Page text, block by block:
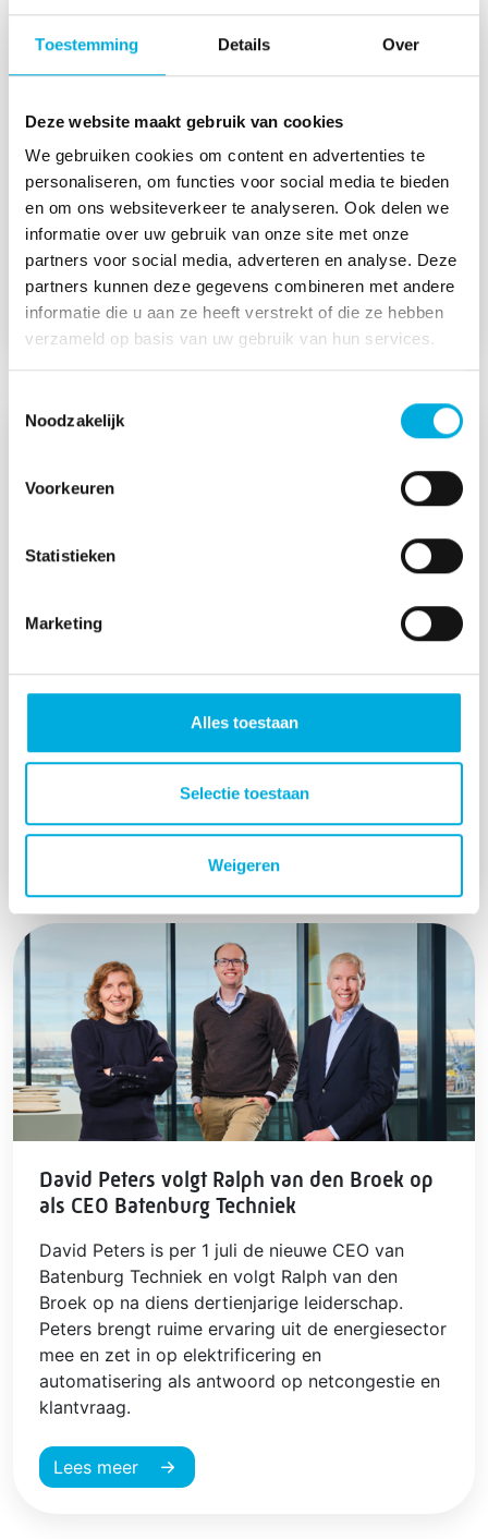
Toestemming Details Over
Deze website maakt gebruik van cookies
We gebruiken cookies om content en advertenties te
personaliseren, om functies voor social media te bieden
en om ons websiteverkeer te analyseren. Ook delen we
informatie over uw gebruik van onze site met onze
partners voor social media, adverteren en analyse. Deze
partners kunnen deze gegevens combineren met andere
informatie die u aan ze heeft verstrekt of die ze hebben
verzameld op basis van uw gebruik van hun services.
Noodzakelijk
Voorkeuren
Statistieken
Marketing
Alles toestaan
Selectie toestaan
Weigeren
Samen met het Hoogheemraadschap van
Delfland tekenden we het PIMS-project: een
toekomstbestendig datafundament voor
zuiveringsinstallatie De Groote Lucht, gebouwd
op het AVEVA PI-platform.
Lees meer
Cable pooling voor laadpleinen: slimmer
laden ondanks netcongestie
Wat is cable pooling en wanneer is het
pooling een oplossing kan zijn voor jouw
David Peters volgt Ralph van den Broek op
als CEO Batenburg Techniek
David Peters is per 1 juli de nieuwe CEO van
Batenburg Techniek en volgt Ralph van den
Broek op na diens dertienjarige leiderschap.
Peters brengt ruime ervaring uit de energiesector
mee en zet in op elektrificering en
automatisering als antwoord op netcongestie en
klantvraag.
Lees meer